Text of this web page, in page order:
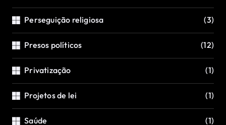
Perseguição religiosa (3)
Presos políticos (12)
Privatização (1)
Projetos de lei (1)
Saúde (1)